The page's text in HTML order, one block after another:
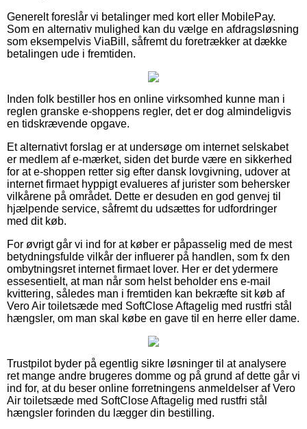
Generelt foreslår vi betalinger med kort eller MobilePay.
Som en alternativ mulighed kan du vælge en afdragsløsning
som eksempelvis ViaBill, såfremt du foretrækker at dække
betalingen ude i fremtiden.
Inden folk bestiller hos en online virksomhed kunne man i
reglen granske e-shoppens regler, det er dog almindeligvis
en tidskrævende opgave.
Et alternativt forslag er at undersøge om internet selskabet
er medlem af e-mærket, siden det burde være en sikkerhed
for at e-shoppen retter sig efter dansk lovgivning, udover at
internet firmaet hyppigt evalueres af jurister som behersker
vilkårene på området. Dette er desuden en god genvej til
hjælpende service, såfremt du udsættes for udfordringer
med dit køb.
For øvrigt går vi ind for at køber er påpasselig med de mest
betydningsfulde vilkår der influerer på handlen, som fx den
ombytningsret internet firmaet lover. Her er det ydermere
essesentielt, at man når som helst beholder ens e-mail
kvittering, således man i fremtiden kan bekræfte sit køb af
Vero Air toiletsæde med SoftClose Aftagelig med rustfri stål
hængsler, om man skal købe en gave til en herre eller dame.
Trustpilot byder på egentlig sikre løsninger til at analysere
ret mange andre brugeres domme og på grund af dette går vi
ind for, at du beser online forretningens anmeldelser af Vero
Air toiletsæde med SoftClose Aftagelig med rustfri stål
hængsler forinden du lægger din bestilling.